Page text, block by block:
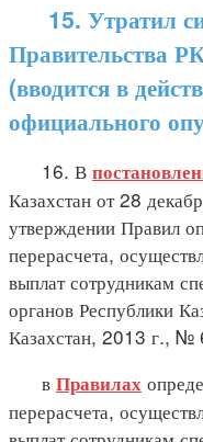
15. Утратил
Правительства
(вводится в
официального
16. В
Казахстан от 28
утверждении Правил
перерасчета,
выплат сотрудникам
органов Республики
Казахстан, 2013 г., №
в Правилах
перерасчета,